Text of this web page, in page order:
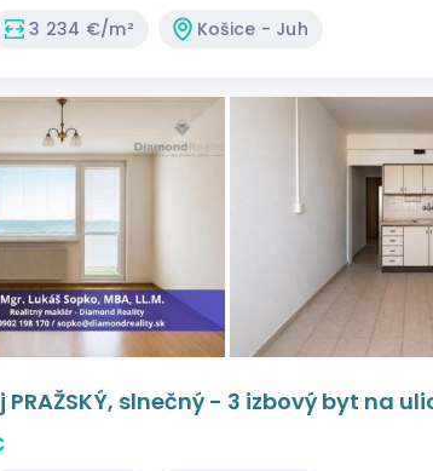
3 234 €/m² Košice - Juh
PRAŽSKÝ, slnečný - 3 izbový byt na